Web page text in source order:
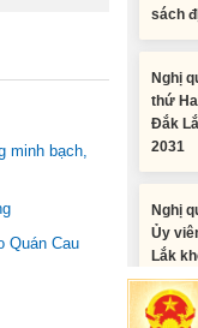
minh bạch,
Quán Cau
thứ
Đắk
2031
Ủy
Lắk
Nghị
bố trí